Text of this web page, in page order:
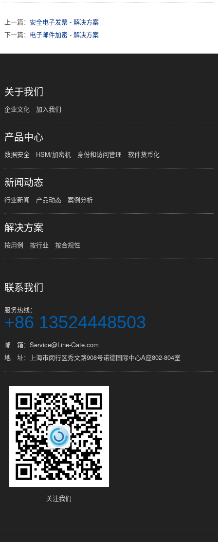
上一篇： 安全电子发票 - 解决方案
下一篇： 电子邮件加密 - 解决方案
关于我们
企业文化 加入我们
产品中心
数据安全 HSM/加密机 身份和访问管理 软件货币化
新闻动态
行业新闻 产品动态 案例分析
解决方案
按用例 按行业 按合规性
联系我们
服务热线：
+86 13524448503
邮 箱：Service@Line-Gate.com
地 址：上海市闵行区秀文路908号诺德国际中心A座802-804室
关注我们